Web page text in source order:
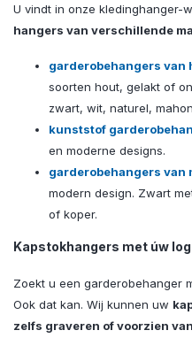
U vindt in onze kledinghanger-
hangers van verschillende
garderobehangers van
soorten hout, gelakt of
zwart, wit, naturel,
kunststof
en moderne designs.
garderobehangers van
modern design. Zwart
of koper.
Kapstokhangers met úw
Zoekt u een garderobehanger
Ook dat kan. Wij kunnen uw
zelfs graveren of voorzien